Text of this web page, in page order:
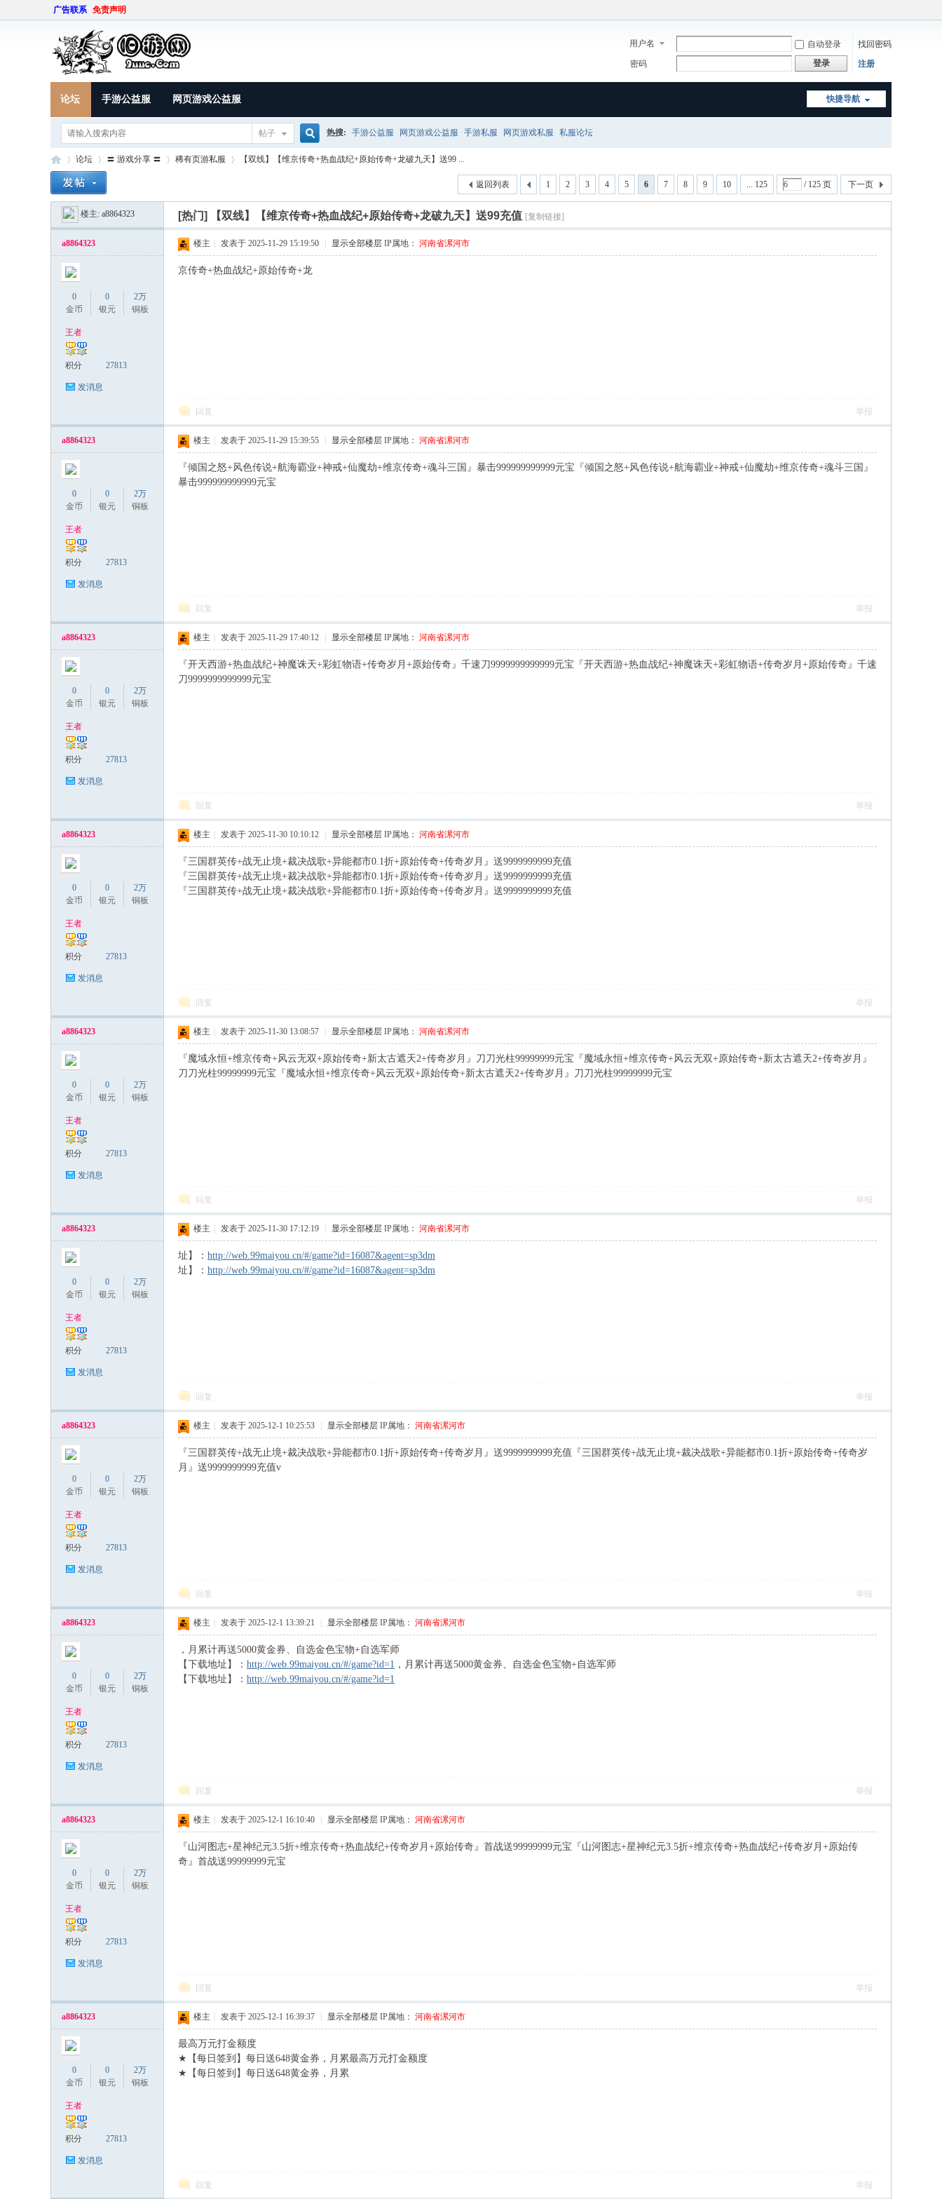
广告联系 免责声明
用户名 自动登录
找回密码
密码
登录 注册
快捷导航
论坛 手游公益服 网页游戏公益服
帖子
搜
索
热搜: 手游公益服 网页游戏公益服 手游私服 网页游戏私服 私服论坛
»
论坛
›
〓 游戏分享 〓 稀有页游私服
›
【双线】【维京传奇+热血战纪+原始传奇+龙破九天】送99 ...
1 2 3 4 5 6 7 8 9 10 ... 125 / 125 页 下一页
返回列表
楼主: a8864323 [热门] 【双线】【维京传奇+热血战纪+原始传奇+龙破九天】送99充值 [复制链接]
a8864323
0
金币
0
银元
2万
铜板
王者
积分 27813
发消息
楼主 发表于 2025-11-29 15:19:50 显示全部楼层 IP属地： 河南省漯河市
京传奇+热血战纪+原始传奇+龙
回复 举报
a8864323
0
金币
0
银元
2万
铜板
王者
积分 27813
发消息
楼主 发表于 2025-11-29 15:39:55 显示全部楼层 IP属地： 河南省漯河市
『倾国之怒+风色传说+航海霸业+神戒+仙魔劫+维京传奇+魂斗三国』暴击999999999999元宝『倾国之怒+风色传说+航海霸业+神戒+仙魔劫+维京传奇+魂斗三国』
暴击999999999999元宝
回复 举报
a8864323
0
金币
0
银元
2万
铜板
王者
积分 27813
发消息
楼主 发表于 2025-11-29 17:40:12 显示全部楼层 IP属地： 河南省漯河市
『开天西游+热血战纪+神魔诛天+彩虹物语+传奇岁月+原始传奇』千速刀9999999999999元宝『开天西游+热血战纪+神魔诛天+彩虹物语+传奇岁月+原始传奇』千速
刀9999999999999元宝
回复 举报
a8864323
0
金币
0
银元
2万
铜板
王者
积分 27813
发消息
楼主 发表于 2025-11-30 10:10:12 显示全部楼层 IP属地： 河南省漯河市
『三国群英传+战无止境+裁决战歌+异能都市0.1折+原始传奇+传奇岁月』送9999999999充值
『三国群英传+战无止境+裁决战歌+异能都市0.1折+原始传奇+传奇岁月』送9999999999充值
『三国群英传+战无止境+裁决战歌+异能都市0.1折+原始传奇+传奇岁月』送9999999999充值
回复 举报
a8864323
0
金币
0
银元
2万
铜板
王者
积分 27813
发消息
楼主 发表于 2025-11-30 13:08:57 显示全部楼层 IP属地： 河南省漯河市
『魔域永恒+维京传奇+风云无双+原始传奇+新太古遮天2+传奇岁月』刀刀光柱99999999元宝『魔域永恒+维京传奇+风云无双+原始传奇+新太古遮天2+传奇岁月』
刀刀光柱99999999元宝『魔域永恒+维京传奇+风云无双+原始传奇+新太古遮天2+传奇岁月』刀刀光柱99999999元宝
回复 举报
a8864323
0
金币
0
银元
2万
铜板
王者
积分 27813
发消息
楼主 发表于 2025-11-30 17:12:19 显示全部楼层 IP属地： 河南省漯河市
址】： http://web.99maiyou.cn/#/game?id=16087&agent=sp3dm
址】： http://web.99maiyou.cn/#/game?id=16087&agent=sp3dm
回复 举报
a8864323
0
金币
0
银元
2万
铜板
王者
积分 27813
发消息
楼主 发表于 2025-12-1 10:25:53 显示全部楼层 IP属地： 河南省漯河市
『三国群英传+战无止境+裁决战歌+异能都市0.1折+原始传奇+传奇岁月』送9999999999充值『三国群英传+战无止境+裁决战歌+异能都市0.1折+原始传奇+传奇岁
月』送9999999999充值v
回复 举报
a8864323
0
金币
0
银元
2万
铜板
王者
积分 27813
发消息
楼主 发表于 2025-12-1 13:39:21 显示全部楼层 IP属地： 河南省漯河市
，月累计再送5000黄金券、自选金色宝物+自选军师
【下载地址】： http://web.99maiyou.cn/#/game?id=1 ，月累计再送5000黄金券、自选金色宝物+自选军师
【下载地址】： http://web.99maiyou.cn/#/game?id=1
回复 举报
a8864323
0
金币
0
银元
2万
铜板
王者
积分 27813
发消息
楼主 发表于 2025-12-1 16:10:40 显示全部楼层 IP属地： 河南省漯河市
『山河图志+星神纪元3.5折+维京传奇+热血战纪+传奇岁月+原始传奇』首战送99999999元宝『山河图志+星神纪元3.5折+维京传奇+热血战纪+传奇岁月+原始传
奇』首战送99999999元宝
回复 举报
a8864323
0
金币
0
银元
2万
铜板
王者
积分 27813
发消息
楼主 发表于 2025-12-1 16:39:37 显示全部楼层 IP属地： 河南省漯河市
最高万元打金额度
★【每日签到】每日送648黄金券，月累最高万元打金额度
★【每日签到】每日送648黄金券，月累
回复 举报